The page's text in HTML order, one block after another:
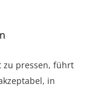
zu pressen, führt
in